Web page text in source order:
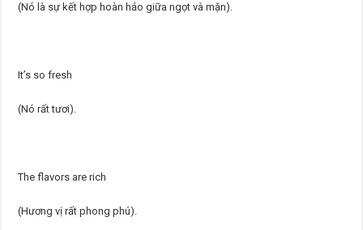
(Nó là sự kết hợp hoàn hảo giữa ngọt và mặn).
It’s so fresh
(Nó rất tươi).
The flavors are rich
(Hương vị rất phong phú).